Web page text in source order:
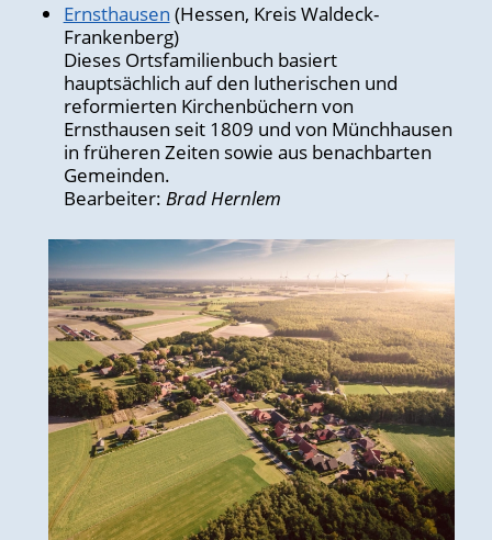
Ernsthausen (Hessen, Kreis Waldeck-
Frankenberg)
Dieses Ortsfamilienbuch basiert
hauptsächlich auf den lutherischen und
reformierten Kirchenbüchern von
Ernsthausen seit 1809 und von Münchhausen
in früheren Zeiten sowie aus benachbarten
Gemeinden.
Bearbeiter: Brad Hernlem